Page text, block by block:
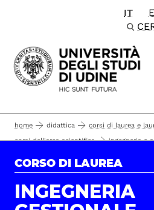
Passa al contenuto
IT
home didattica
corsi di laurea e
corsi dell'area scientifica
ingegneria e
insegnamenti e programmi
CORSO DI LAUREA
INGEGNERIA